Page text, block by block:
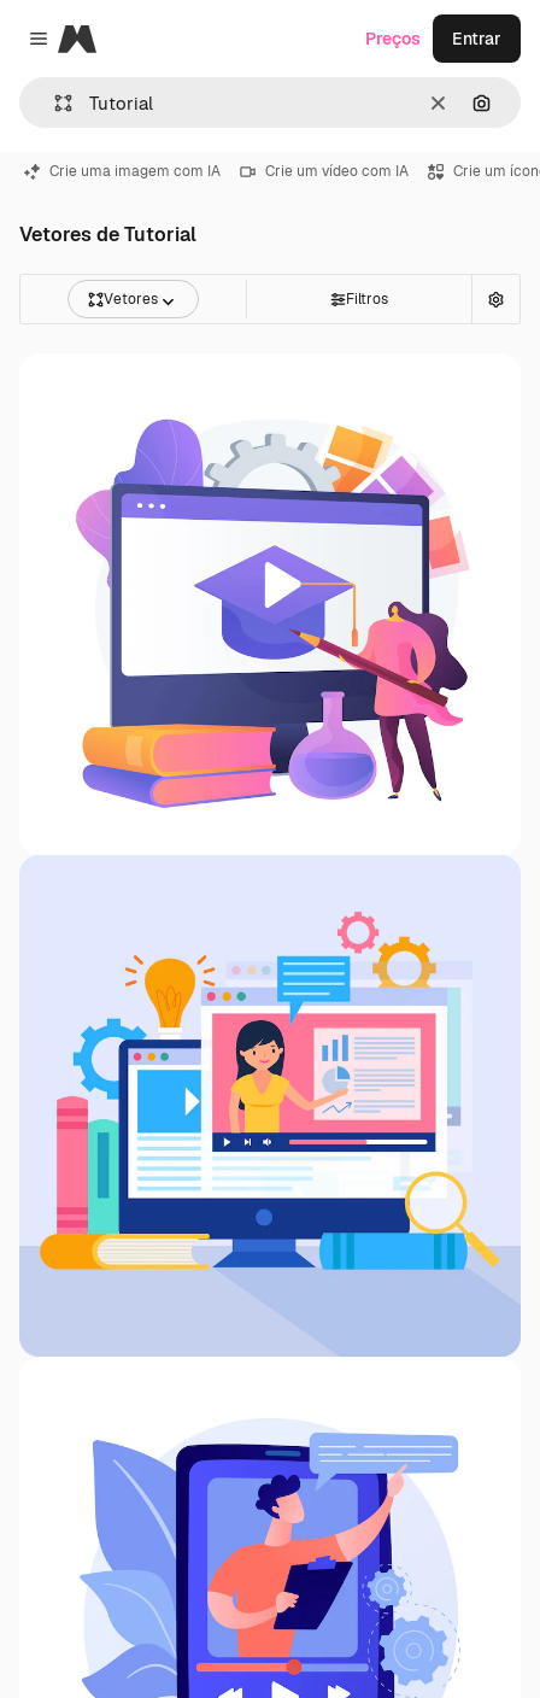
Close menu
Magnific
Limpar
Preços Entrar
Crie uma imagem com IA Crie um vídeo com IA Crie um
Vetores de Tutorial
Vetores Filtros